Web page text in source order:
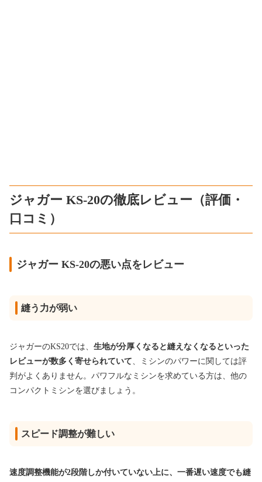
ジャガー KS-20の徹底レビュー（評価・
口コミ）
ジャガー KS-20の悪い点をレビュー
縫う力が弱い
ジャガーのKS20では、 生地が分厚くなると縫えなくなるといった
レビューが数多く寄せられていて、ミシンのパワーに関しては評
判がよくありません。パワフルなミシンを求めている方は、他の
コンパクトミシンを選びましょう。
スピード調整が難しい
速度調整機能が2段階しか付いていない上に、一番遅い速度でも縫